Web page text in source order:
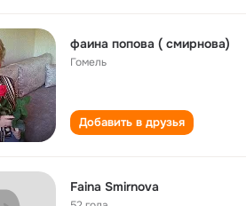
фаина попова ( смирнова)
Гомель
Добавить в друзья
Faina Smirnova